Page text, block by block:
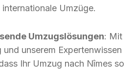
internationale Umzüge.
Umzugslösungen: Mit
und unserem Expertenwissen
Ihr Umzug nach Nîmes so